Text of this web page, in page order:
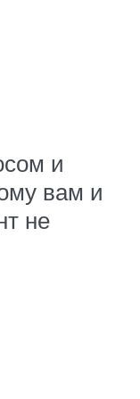
и
вам и
не